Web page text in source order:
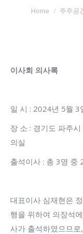
You are here:
Home 주주공
이사회 의사록
일 시 : 2024년 5월 3
장 소 : 경기도 파주
의실
출석이사 : 총 3명 중
대표이사 심재현은
행을 위하여 의장석
사가 출석하였으므